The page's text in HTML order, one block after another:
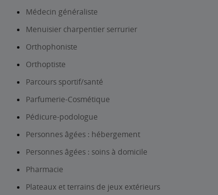
Médecin généraliste
Menuisier charpentier serrurier
Orthophoniste
Orthoptiste
Parcours sportif/santé
Parfumerie-Cosmétique
Pédicure-podologue
Personnes âgées : hébergement
Personnes âgées : soins à domicile
Pharmacie
Plateaux et terrains de jeux extérieurs